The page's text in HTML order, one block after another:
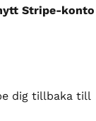
Stripe-konto
dig tillbaka till